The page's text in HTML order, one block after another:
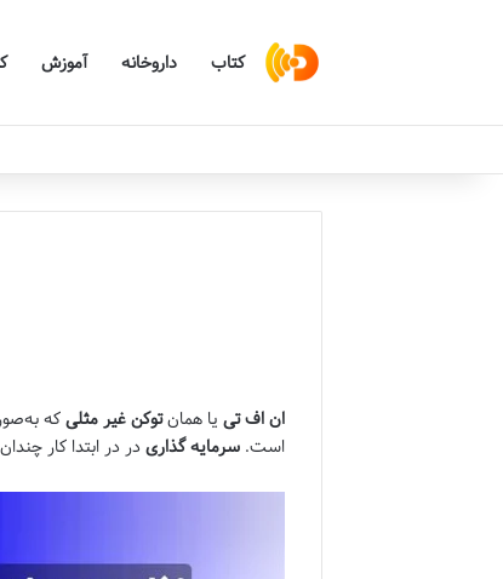
کتاب داروخانه آموزش
ان‌ اف‌ تی یا همانتوکن غیر مثلیکه
است.سرمایه گذاری در در ابتدا کار